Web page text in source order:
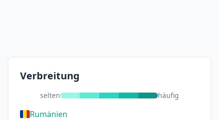
Verbreitung
selten häufig
Rumänien